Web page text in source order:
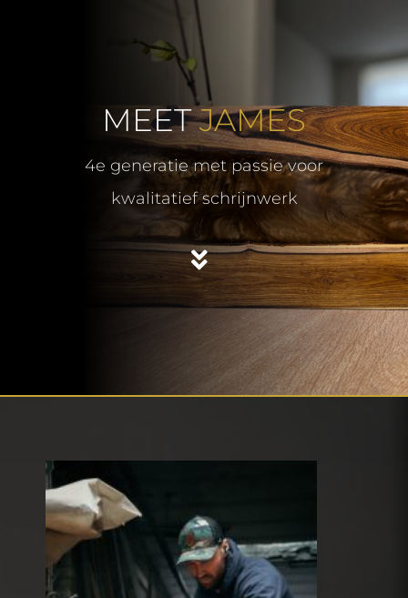
MEETJAMES
4e generatie met passie voor
kwalitatief schrijnwerk